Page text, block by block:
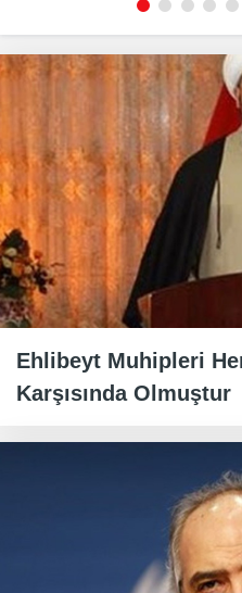
Ehlibeyt Muhipleri
Karşısında Olmuştur